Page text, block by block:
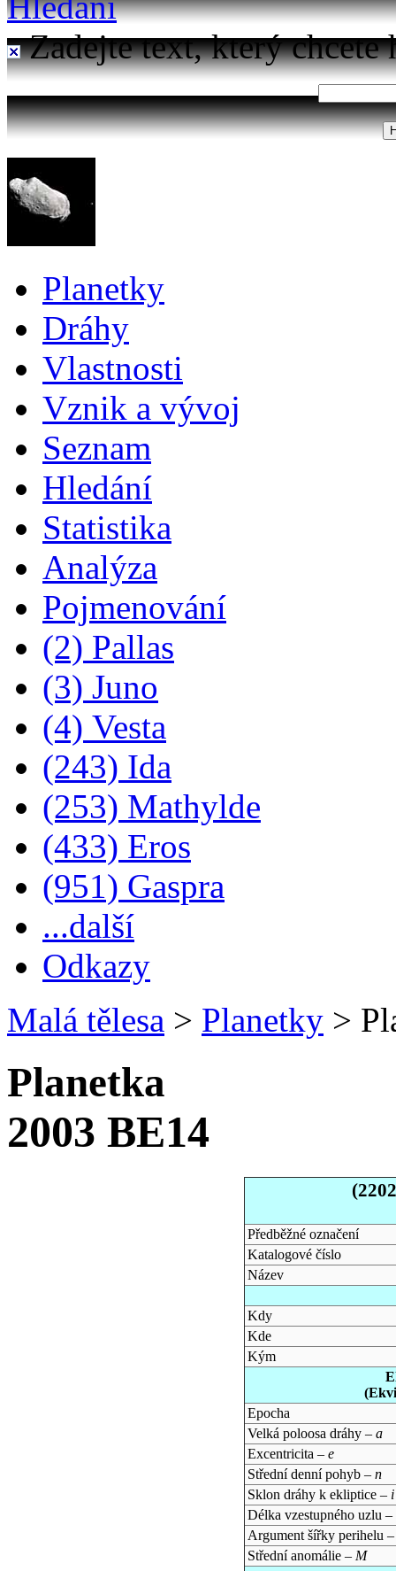
Zadejte text, který chcete
Planetky
Dráhy
Vlastnosti
Vznik a vývoj
Seznam
Hledání
Statistika
Analýza
Pojmenování
(2) Pallas
(3) Juno
(4) Vesta
(243) Ida
(253) Mathylde
(433) Eros
(951) Gaspra
...další
Odkazy
Malá tělesa > Planetky >
Planetka
2003 BE14
Předběžné označení
Katalogové číslo
Název
Kdy
Kde
Kým
Epocha
Velká poloosa dráhy – a
Excentricita – e
Střední denní pohyb – n
Sklon dráhy k ekliptice – i
Délka vzestupného uzlu –
Argument šířky perihelu
Střední anomálie – M